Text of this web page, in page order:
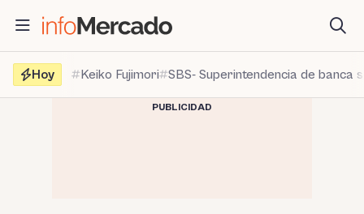
contenido
Hoy
Keiko Fujimori SBS- Superintendencia de banca
PUBLICIDAD